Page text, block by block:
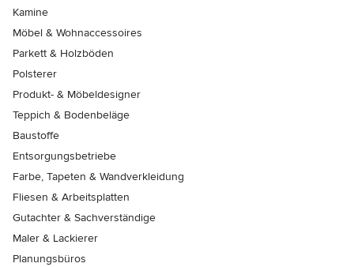
Kamine
Möbel & Wohnaccessoires
Parkett & Holzböden
Polsterer
Produkt- & Möbeldesigner
Teppich & Bodenbeläge
Baustoffe
Entsorgungsbetriebe
Farbe, Tapeten & Wandverkleidung
Fliesen & Arbeitsplatten
Gutachter & Sachverständige
Maler & Lackierer
Planungsbüros